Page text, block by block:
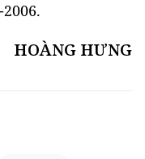
HOÀNG HƯNG